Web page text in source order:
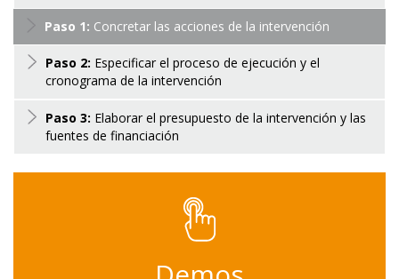
Paso 1: Concretar las acciones de la intervención
Paso 2: Especificar el proceso de ejecución y el
cronograma de la intervención
Paso 3: Elaborar el presupuesto de la intervención y las
fuentes de financiación